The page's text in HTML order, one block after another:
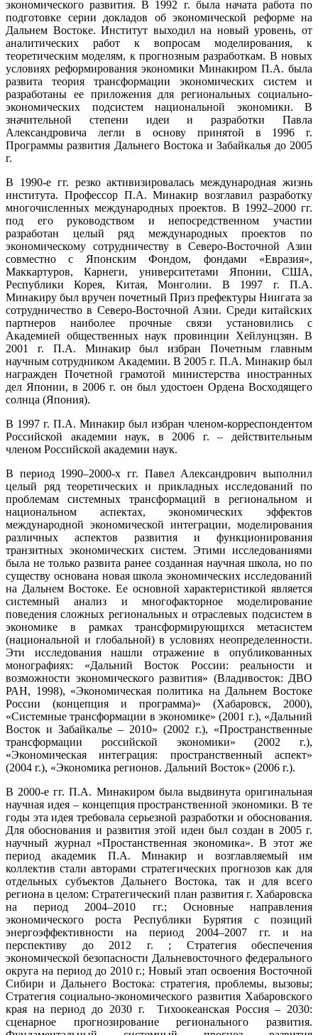
экономического развития. В 1992 г. была начата работа по
подготовке серии докладов об экономической реформе на
Дальнем Востоке. Институт выходил на новый уровень, от
аналитических работ к вопросам моделирования, к
теоретическим моделям, к прогнозным разработкам. В новых
условиях реформирования экономики Минакиром П.А. была
развита теория трансформации экономических систем и
разработаны ее приложения для региональных социально-
экономических подсистем национальной экономики. В
значительной степени идеи и разработки Павла
Александровича легли в основу принятой в 1996 г.
Программы развития Дальнего Востока и Забайкалья до 2005
г.
В 1990-е гг. резко активизировалась международная жизнь
института. Профессор П.А. Минакир возглавил разработку
многочисленных международных проектов. В 1992–2000 гг.
под его руководством и непосредственном участии
разработан целый ряд международных проектов по
экономическому сотрудничеству в Северо-Восточной Азии
совместно с Японским Фондом, фондами «Евразия»,
Маккартуров, Карнеги, университетами Японии, США,
Республики Корея, Китая, Монголии. В 1997 г. П.А.
Минакиру был вручен почетный Приз префектуры Ниигата за
сотрудничество в Северо-Восточной Азии. Среди китайских
партнеров наиболее прочные связи установились с
Академией общественных наук провинции Хейлунцзян. В
2001 г. П.А. Минакир был избран Почетным главным
научным сотрудником Академии. В 2005 г. П.А. Минакир был
награжден Почетной грамотой министерства иностранных
дел Японии, в 2006 г. он был удостоен Ордена Восходящего
солнца (Япония).
В 1997 г. П.А. Минакир был избран членом-корреспондентом
Российской академии наук, в 2006 г. – действительным
членом Российской академии наук.
В период 1990–2000-х гг. Павел Александрович выполнил
целый ряд теоретических и прикладных исследований по
проблемам системных трансформаций в региональном и
национальном аспектах, экономических эффектов
международной экономической интеграции, моделирования
различных аспектов развития и функционирования
транзитных экономических систем. Этими исследованиями
была не только развита ранее созданная научная школа, но по
существу основана новая школа экономических исследований
на Дальнем Востоке. Ее основной характеристикой является
системный анализ и многофакторное моделирование
поведения сложных региональных и отраслевых подсистем в
экономике в рамках трансформирующихся метасистем
(национальной и глобальной) в условиях неопределенности.
Эти исследования нашли отражение в опубликованных
монографиях: «Дальний Восток России: реальности и
возможности экономического развития» (Владивосток: ДВО
РАН, 1998), «Экономическая политика на Дальнем Востоке
России (концепция и программа)» (Хабаровск, 2000),
«Системные трансформации в экономике» (2001 г.), «Дальний
Восток и Забайкалье – 2010» (2002 г.), «Пространственные
трансформации российской экономики» (2002 г.),
«Экономическая интеграция: пространственный аспект»
(2004 г.), «Экономика регионов. Дальний Восток» (2006 г.).
В 2000-е гг. П.А. Минакиром была выдвинута оригинальная
научная идея – концепция пространственной экономики. В те
годы эта идея требовала серьезной разработки и обоснования.
Для обоснования и развития этой идеи был создан в 2005 г.
научный журнал «Простанственная экономика». В этот же
период академик П.А. Минакир и возглавляемый им
коллектив стали авторами стратегических прогнозов как для
отдельных субъектов Дальнего Востока, так и для всего
региона в целом: Стратегический план развития г. Хабаровска
на период 2004–2010 гг.; Основные направления
экономического роста Республики Бурятия с позиций
энергоэффективности на период 2004–2007 гг. и на
перспективу до 2012 г. ; Стратегия обеспечения
экономической безопасности Дальневосточного федерального
округа на период до 2010 г.; Новый этап освоения Восточной
Сибири и Дальнего Востока: стратегия, проблемы, вызовы;
Стратегия социально-экономического развития Хабаровского
края на период до 2030 г. Тихоокеанская Россия – 2030:
сценарное прогнозирование регионального развития.